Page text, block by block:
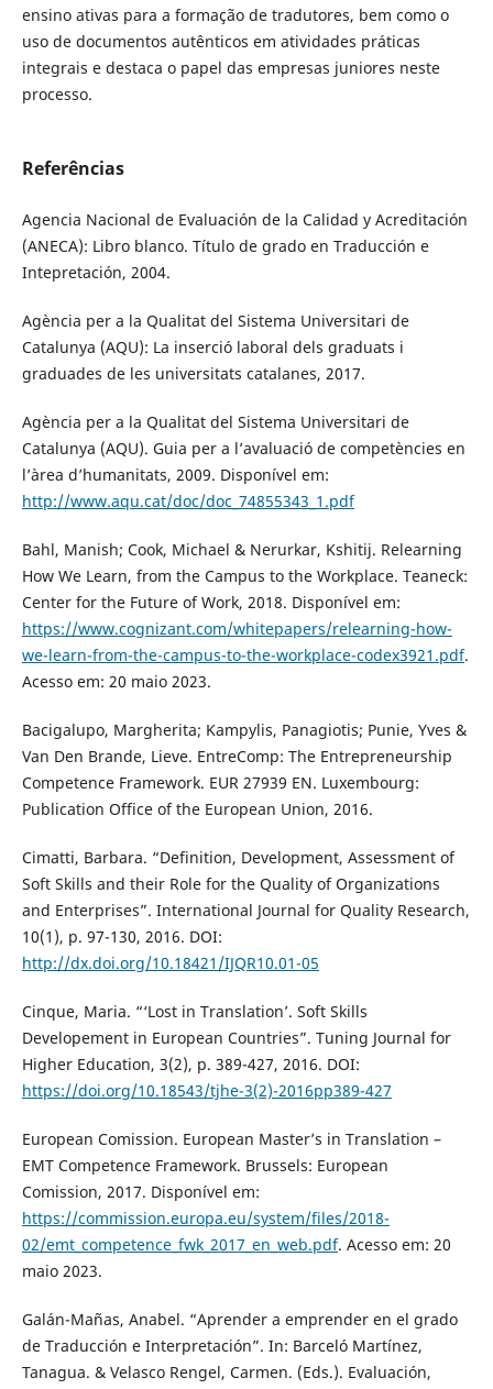
ensino ativas para a formação de tradutores, bem como o
uso de documentos autênticos em atividades práticas
integrais e destaca o papel das empresas juniores neste
processo.
Referências
Agencia Nacional de Evaluación de la Calidad y Acreditación
(ANECA): Libro blanco. Título de grado en Traducción e
Intepretación, 2004.
Agència per a la Qualitat del Sistema Universitari de
Catalunya (AQU): La inserció laboral dels graduats i
graduades de les universitats catalanes, 2017.
Agència per a la Qualitat del Sistema Universitari de
Catalunya (AQU). Guia per a l’avaluació de competències en
l’àrea d’humanitats, 2009. Disponível em:
http://www.aqu.cat/doc/doc_74855343_1.pdf
Bahl, Manish; Cook, Michael & Nerurkar, Kshitij. Relearning
How We Learn, from the Campus to the Workplace. Teaneck:
Center for the Future of Work, 2018. Disponível em:
https://www.cognizant.com/whitepapers/relearning-how-
we-learn-from-the-campus-to-the-workplace-codex3921.pdf.
Acesso em: 20 maio 2023.
Bacigalupo, Margherita; Kampylis, Panagiotis; Punie, Yves &
Van Den Brande, Lieve. EntreComp: The Entrepreneurship
Competence Framework. EUR 27939 EN. Luxembourg:
Publication Office of the European Union, 2016.
Cimatti, Barbara. “Definition, Development, Assessment of
Soft Skills and their Role for the Quality of Organizations
and Enterprises”. International Journal for Quality Research,
10(1), p. 97-130, 2016. DOI:
http://dx.doi.org/10.18421/IJQR10.01-05
Cinque, Maria. “‘Lost in Translation’. Soft Skills
Developement in European Countries”. Tuning Journal for
Higher Education, 3(2), p. 389-427, 2016. DOI:
https://doi.org/10.18543/tjhe-3(2)-2016pp389-427
European Comission. European Master’s in Translation –
EMT Competence Framework. Brussels: European
Comission, 2017. Disponível em:
https://commission.europa.eu/system/files/2018-
02/emt_competence_fwk_2017_en_web.pdf. Acesso em: 20
maio 2023.
Galán-Mañas, Anabel. “Aprender a emprender en el grado
de Traducción e Interpretación”. In: Barceló Martínez,
Tanagua. & Velasco Rengel, Carmen. (Eds.). Evaluación,